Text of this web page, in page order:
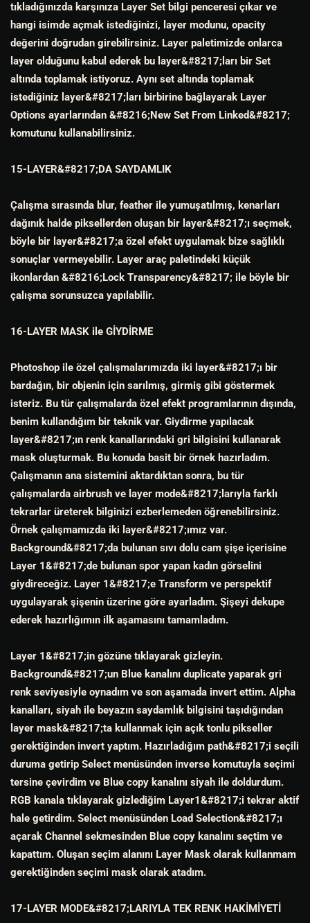
tıkladığınızda karşınıza Layer Set bilgi penceresi çıkar ve
hangi isimde açmak istediğinizi, layer modunu, opacity
değerini doğrudan girebilirsiniz. Layer paletimizde onlarca
layer olduğunu kabul ederek bu layer&#8217;ları bir Set
altında toplamak istiyoruz. Aynı set altında toplamak
istediğiniz layer&#8217;ları birbirine bağlayarak Layer
Options ayarlarından &#8216;New Set From Linked&#8217;
komutunu kullanabilirsiniz.
15-LAYER&#8217;DA SAYDAMLIK
Çalışma sırasında blur, feather ile yumuşatılmış, kenarları
dağınık halde piksellerden oluşan bir layer&#8217;ı seçmek,
böyle bir layer&#8217;a özel efekt uygulamak bize sağlıklı
sonuçlar vermeyebilir. Layer araç paletindeki küçük
ikonlardan &#8216;Lock Transparency&#8217; ile böyle bir
çalışma sorunsuzca yapılabilir.
16-LAYER MASK ile GİYDİRME
Photoshop ile özel çalışmalarımızda iki layer&#8217;ı bir
bardağın, bir objenin için sarılmış, girmiş gibi göstermek
isteriz. Bu tür çalışmalarda özel efekt programlarının dışında,
benim kullandığım bir teknik var. Giydirme yapılacak
layer&#8217;ın renk kanallarındaki gri bilgisini kullanarak
mask oluşturmak. Bu konuda basit bir örnek hazırladım.
Çalışmanın ana sistemini aktardıktan sonra, bu tür
çalışmalarda airbrush ve layer mode&#8217;larıyla farklı
tekrarlar üreterek bilginizi ezberlemeden öğrenebilirsiniz.
Örnek çalışmamızda iki layer&#8217;ımız var.
Background&#8217;da bulunan sıvı dolu cam şişe içerisine
Layer 1&#8217;de bulunan spor yapan kadın görselini
giydireceğiz. Layer 1&#8217;e Transform ve perspektif
uygulayarak şişenin üzerine göre ayarladım. Şişeyi dekupe
ederek hazırlığımın ilk aşamasını tamamladım.
Layer 1&#8217;in gözüne tıklayarak gizleyin.
Background&#8217;un Blue kanalını duplicate yaparak gri
renk seviyesiyle oynadım ve son aşamada invert ettim. Alpha
kanalları, siyah ile beyazın saydamlık bilgisini taşıdığından
layer mask&#8217;ta kullanmak için açık tonlu pikseller
gerektiğinden invert yaptım. Hazırladığım path&#8217;i seçili
duruma getirip Select menüsünden inverse komutuyla seçimi
tersine çevirdim ve Blue copy kanalını siyah ile doldurdum.
RGB kanala tıklayarak gizlediğim Layer1&#8217;i tekrar aktif
hale getirdim. Select menüsünden Load Selection&#8217;ı
açarak Channel sekmesinden Blue copy kanalını seçtim ve
kapattım. Oluşan seçim alanını Layer Mask olarak kullanmam
gerektiğinden seçimi mask olarak atadım.
17-LAYER MODE&#8217;LARIYLA TEK RENK HAKİMİYETİ